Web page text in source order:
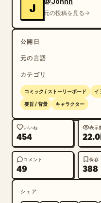
J 元の投稿を見る
公開日
元の言語
カテゴリ
コミック / ストーリーボード イ
要旨 / 背景 キャラクター
いいね
454
表示
コメント
49
保存
388
シェア